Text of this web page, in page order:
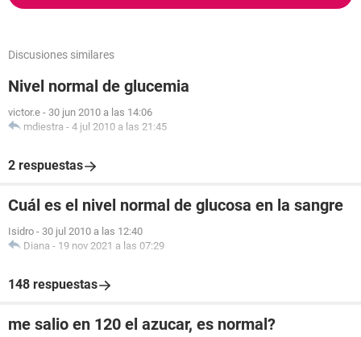
Discusiones similares
Nivel normal de glucemia
victor.e - 30 jun 2010 a las 14:06
mdiestra - 4 jul 2010 a las 21:45
2 respuestas
Cuál es el nivel normal de glucosa en la sangre
Isidro - 30 jul 2010 a las 12:40
Diana - 19 nov 2021 a las 07:29
148 respuestas
me salio en 120 el azucar, es normal?